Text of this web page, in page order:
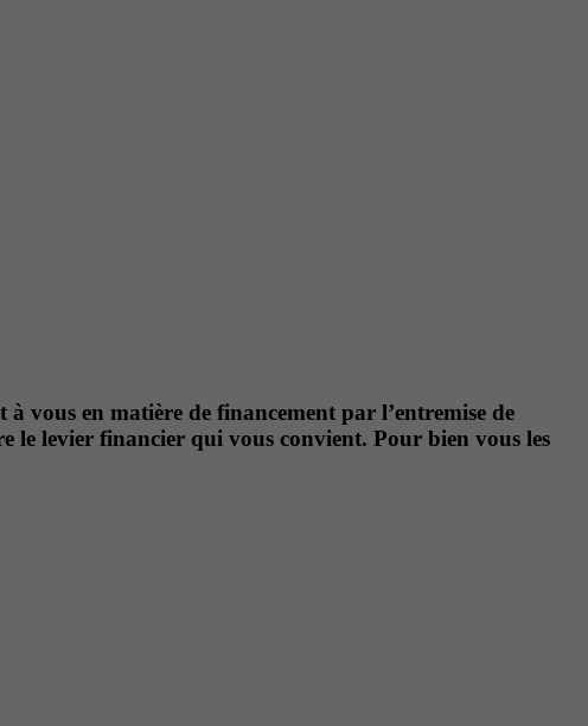
à vous en matière de financement par l’entremise de
le levier financier qui vous convient. Pour bien vous les